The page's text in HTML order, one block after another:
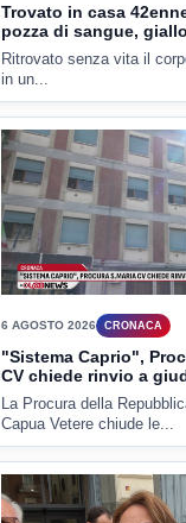
Trovato in casa
pozza di sangue,
Ritrovato senza vita il
in un...
6 AGOSTO 2026 CRONACA
"Sistema Caprio",
CV chiede rinvio a
La Procura della
Capua Vetere chiude le...